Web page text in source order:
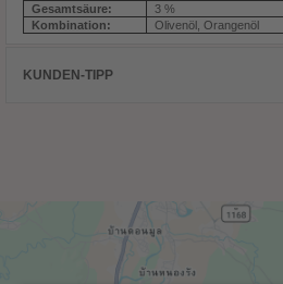
Gesamtsäure:
3 %
Kombination:
Olivenöl, Orangenöl
KUNDEN-TIPP